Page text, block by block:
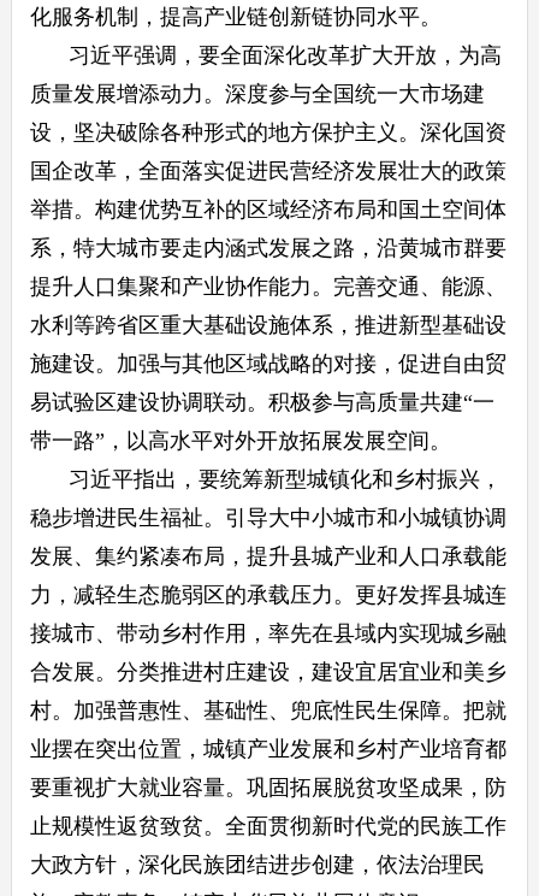
化服务机制，提高产业链创新链协同水平。
习近平强调，要全面深化改革扩大开放，为高
质量发展增添动力。深度参与全国统一大市场建
设，坚决破除各种形式的地方保护主义。深化国资
国企改革，全面落实促进民营经济发展壮大的政策
举措。构建优势互补的区域经济布局和国土空间体
系，特大城市要走内涵式发展之路，沿黄城市群要
提升人口集聚和产业协作能力。完善交通、能源、
水利等跨省区重大基础设施体系，推进新型基础设
施建设。加强与其他区域战略的对接，促进自由贸
易试验区建设协调联动。积极参与高质量共建“一
带一路”，以高水平对外开放拓展发展空间。
习近平指出，要统筹新型城镇化和乡村振兴，
稳步增进民生福祉。引导大中小城市和小城镇协调
发展、集约紧凑布局，提升县城产业和人口承载能
力，减轻生态脆弱区的承载压力。更好发挥县城连
接城市、带动乡村作用，率先在县域内实现城乡融
合发展。分类推进村庄建设，建设宜居宜业和美乡
村。加强普惠性、基础性、兜底性民生保障。把就
业摆在突出位置，城镇产业发展和乡村产业培育都
要重视扩大就业容量。巩固拓展脱贫攻坚成果，防
止规模性返贫致贫。全面贯彻新时代党的民族工作
大政方针，深化民族团结进步创建，依法治理民